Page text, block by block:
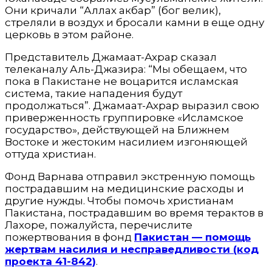
Они кричали “Аллах акбар” (бог велик),
стреляли в воздух и бросали камни в еще одну
церковь в этом районе.
Представитель Джамаат-Ахрар сказал
телеканалу Аль-Джазира: “Мы обещаем, что
пока в Пакистане не воцарится исламская
система, такие нападения будут
продолжаться”. Джамаат-Ахрар выразил свою
приверженность группировке «Исламское
государство», действующей на Ближнем
Востоке и жестоким насилием изгоняющей
оттуда христиан.
Фонд Варнава отправил экстренную помощь
пострадавшим на медицинские расходы и
другие нужды. Чтобы помочь христианам
Пакистана, пострадавшим во время терактов в
Лахоре, пожалуйста, перечислите
пожертвования в фонд Пакистан — помощь
жертвам насилия и несправедливости (код
проекта 41-842).